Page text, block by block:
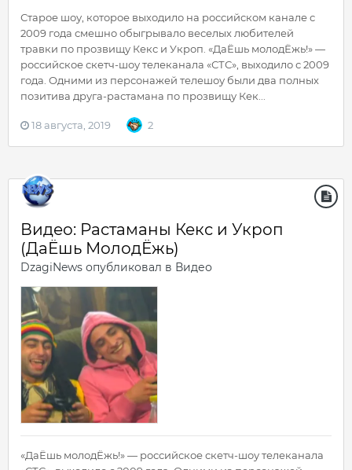
Старое шоу, которое выходило на российском канале с
2009 года смешно обыгрывало веселых любителей
травки по прозвищу Кекс и Укроп. «ДаЁшь молодЁжь!» —
российское скетч-шоу телеканала «СТС», выходило с 2009
года. Одними из персонажей телешоу были два полных
позитива друга-растамана по прозвищу Кек...
18 августа, 2019 2
Видео: Растаманы Кекс и Укроп
(ДаЁшь МолодЁжь)
DzagiNews опубликовал в Видео
«ДаЁшь молодЁжь!» — российское скетч-шоу телеканала